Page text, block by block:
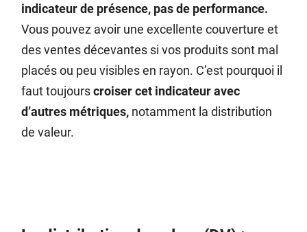
indicateur de présence, pas de performance.
Vous pouvez avoir une excellente couverture et
des ventes décevantes si vos produits sont mal
placés ou peu visibles en rayon. C’est pourquoi il
faut toujourscroiser cet indicateur avec
d’autres métriques, notamment la distribution
de valeur.